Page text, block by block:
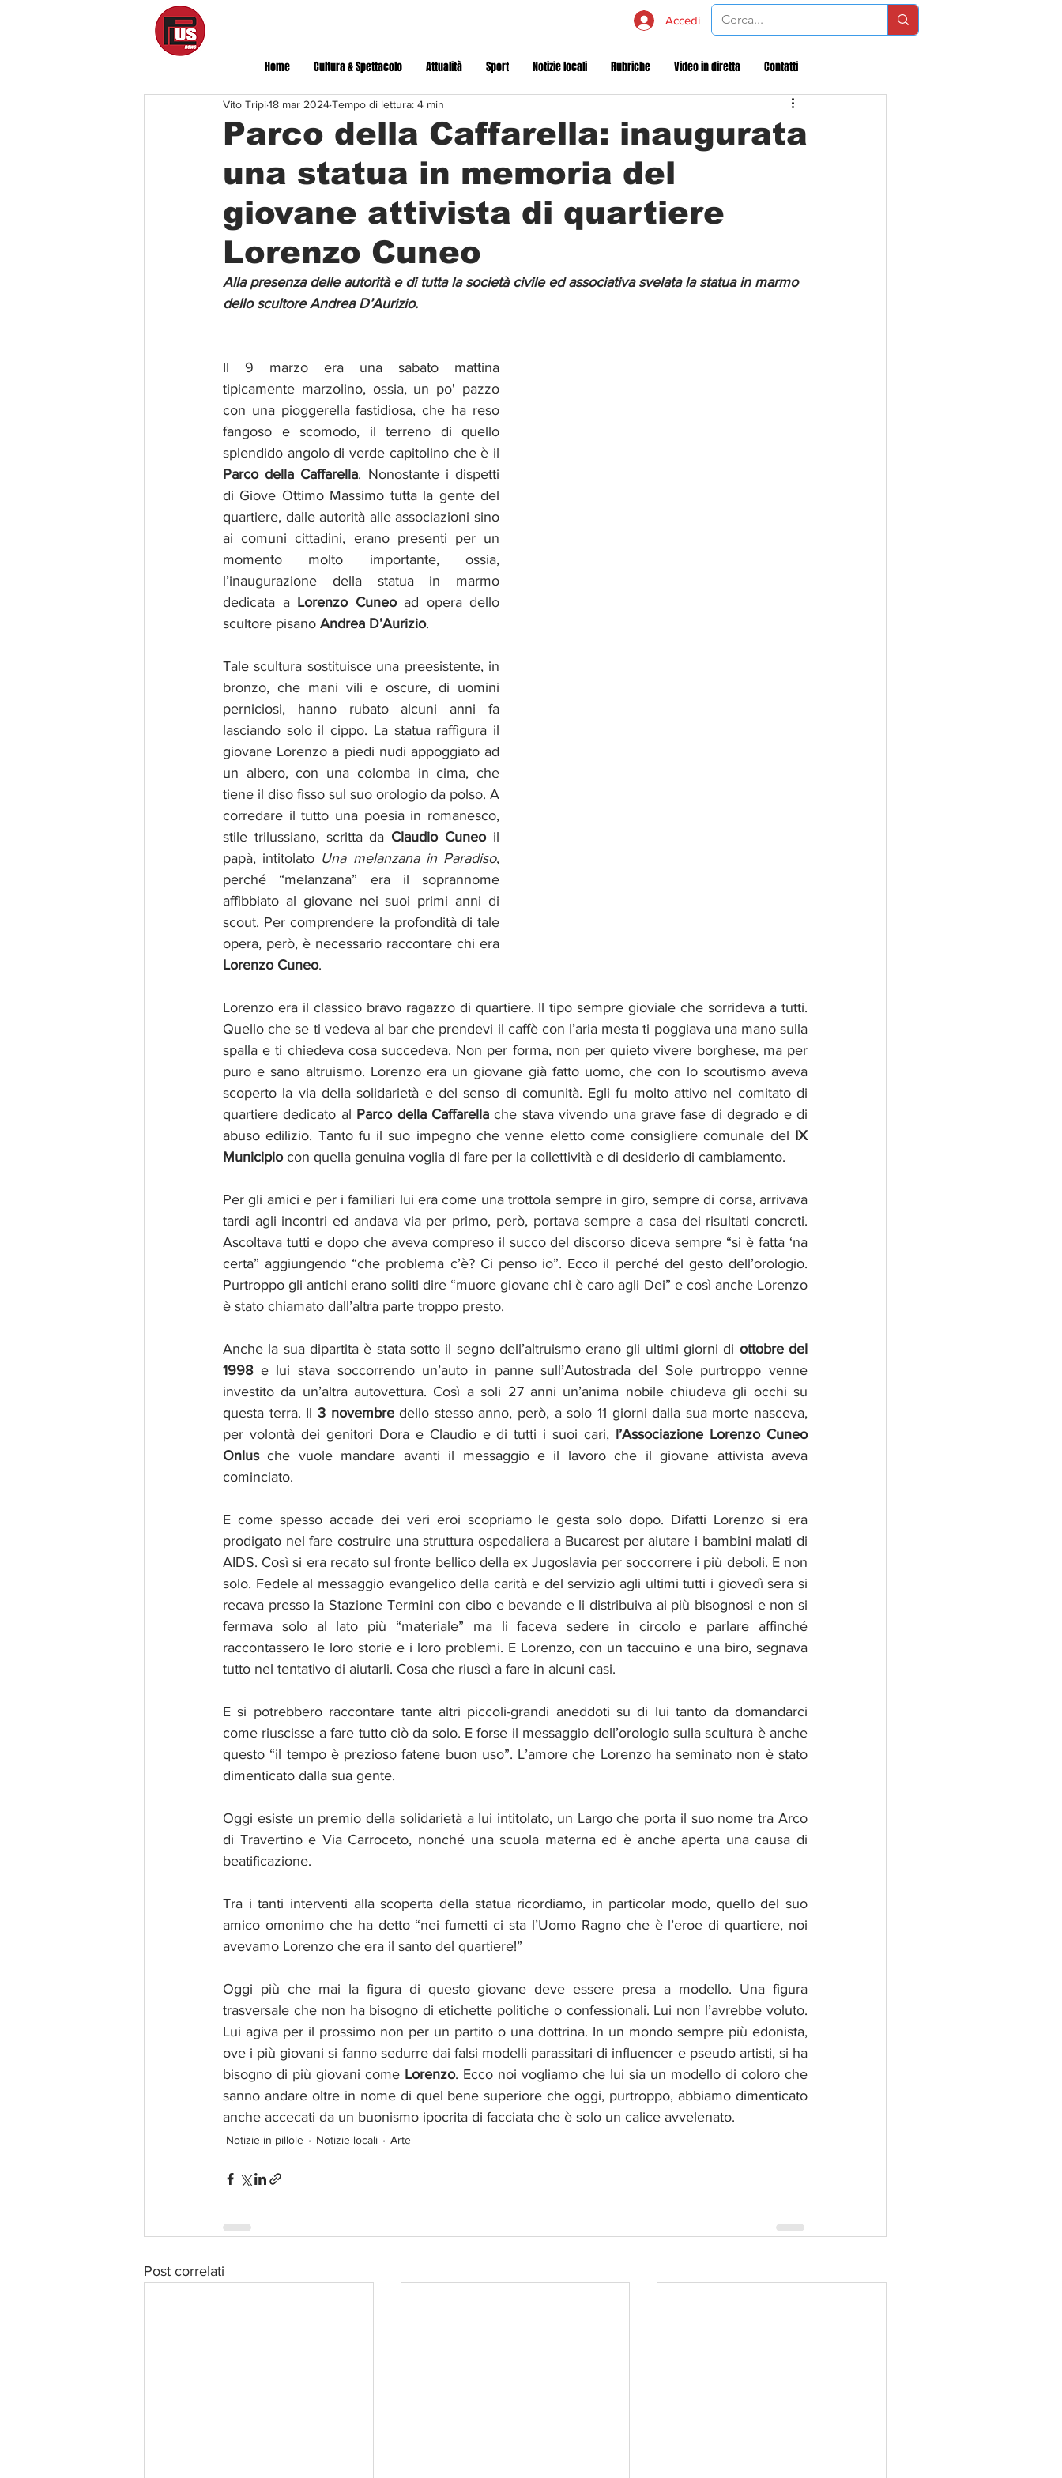
Accedi
Home Cultura & Spettacolo Attualità Sport Notizie locali Rubriche Video in diretta Contatti
Parco della Caffarella: inaugurata
una statua in memoria del
giovane attivista di quartiere
Lorenzo Cuneo
Vito Tripi18 mar 2024Tempo di lettura: 4 min
Alla presenza delle autorità e di tutta la società civile ed associativa svelata la statua in marmo
dello scultore Andrea D’Aurizio.
Il 9 marzo era una sabato mattina
tipicamente marzolino, ossia, un po' pazzo
con una pioggerella fastidiosa, che ha reso
fangoso e scomodo, il terreno di quello
Parco della Caffarella. Nonostante i dispetti
di Giove Ottimo Massimo tutta la gente del
quartiere, dalle autorità alle associazioni sino
ai comuni cittadini, erano presenti per un
momento molto importante, ossia,
l’inaugurazione della statua in marmo
dedicata a Lorenzo Cuneo ad opera dello
scultore pisano Andrea D’Aurizio.
Tale scultura sostituisce una preesistente, in
bronzo, che mani vili e oscure, di uomini
perniciosi, hanno rubato alcuni anni fa
lasciando solo il cippo. La statua raffigura il
giovane Lorenzo a piedi nudi appoggiato ad
un albero, con una colomba in cima, che
tiene il diso fisso sul suo orologio da polso. A
corredare il tutto una poesia in romanesco,
stile trilussiano, scritta da Claudio Cuneo il
papà, intitolato Una melanzana in Paradiso,
perché “melanzana” era il soprannome
affibbiato al giovane nei suoi primi anni di
scout. Per comprendere la profondità di tale
Lorenzo Cuneo.
Lorenzo era il classico bravo ragazzo di quartiere. Il tipo sempre gioviale che sorrideva a tutti.
Quello che se ti vedeva al bar che prendevi il caffè con l’aria mesta ti poggiava una mano sulla
spalla e ti chiedeva cosa succedeva. Non per forma, non per quieto vivere borghese, ma per
puro e sano altruismo. Lorenzo era un giovane già fatto uomo, che con lo scoutismo aveva
scoperto la via della solidarietà e del senso di comunità. Egli fu molto attivo nel comitato di
quartiere dedicato al Parco della Caffarella che stava vivendo una grave fase di degrado e di
abuso edilizio. Tanto fu il suo impegno che venne eletto come consigliere comunale del IX
Municipio con quella genuina voglia di fare per la collettività e di desiderio di cambiamento.
Per gli amici e per i familiari lui era come una trottola sempre in giro, sempre di corsa, arrivava
tardi agli incontri ed andava via per primo, però, portava sempre a casa dei risultati concreti.
Ascoltava tutti e dopo che aveva compreso il succo del discorso diceva sempre “si è fatta ‘na
certa” aggiungendo “che problema c’è? Ci penso io”. Ecco il perché del gesto dell’orologio.
Purtroppo gli antichi erano soliti dire “muore giovane chi è caro agli Dei” e così anche Lorenzo
è stato chiamato dall’altra parte troppo presto.
Anche la sua dipartita è stata sotto il segno dell’altruismo erano gli ultimi giorni di ottobre del
1998 e lui stava soccorrendo un’auto in panne sull’Autostrada del Sole purtroppo venne
investito da un’altra autovettura. Così a soli 27 anni un’anima nobile chiudeva gli occhi su
questa terra. Il 3 novembre dello stesso anno, però, a solo 11 giorni dalla sua morte nasceva,
per volontà dei genitori Dora e Claudio e di tutti i suoi cari, l’Associazione Lorenzo Cuneo
Onlus che vuole mandare avanti il messaggio e il lavoro che il giovane attivista aveva
cominciato.
E come spesso accade dei veri eroi scopriamo le gesta solo dopo. Difatti Lorenzo si era
prodigato nel fare costruire una struttura ospedaliera a Bucarest per aiutare i bambini malati di
AIDS. Così si era recato sul fronte bellico della ex Jugoslavia per soccorrere i più deboli. E non
solo. Fedele al messaggio evangelico della carità e del servizio agli ultimi tutti i giovedì sera si
recava presso la Stazione Termini con cibo e bevande e li distribuiva ai più bisognosi e non si
fermava solo al lato più “materiale” ma li faceva sedere in circolo e parlare affinché
raccontassero le loro storie e i loro problemi. E Lorenzo, con un taccuino e una biro, segnava
tutto nel tentativo di aiutarli. Cosa che riuscì a fare in alcuni casi.
E si potrebbero raccontare tante altri piccoli-grandi aneddoti su di lui tanto da domandarci
come riuscisse a fare tutto ciò da solo. E forse il messaggio dell’orologio sulla scultura è anche
questo “il tempo è prezioso fatene buon uso”. L’amore che Lorenzo ha seminato non è stato
dimenticato dalla sua gente.
Oggi esiste un premio della solidarietà a lui intitolato, un Largo che porta il suo nome tra Arco
di Travertino e Via Carroceto, nonché una scuola materna ed è anche aperta una causa di
beatificazione.
Tra i tanti interventi alla scoperta della statua ricordiamo, in particolar modo, quello del suo
amico omonimo che ha detto “nei fumetti ci sta l’Uomo Ragno che è l’eroe di quartiere, noi
avevamo Lorenzo che era il santo del quartiere!”
Oggi più che mai la figura di questo giovane deve essere presa a modello. Una figura
trasversale che non ha bisogno di etichette politiche o confessionali. Lui non l’avrebbe voluto.
Lui agiva per il prossimo non per un partito o una dottrina. In un mondo sempre più edonista,
ove i più giovani si fanno sedurre dai falsi modelli parassitari di influencer e pseudo artisti, si ha
bisogno di più giovani come Lorenzo. Ecco noi vogliamo che lui sia un modello di coloro che
sanno andare oltre in nome di quel bene superiore che oggi, purtroppo, abbiamo dimenticato
anche accecati da un buonismo ipocrita di facciata che è solo un calice avvelenato.
Notizie in pillole Notizie locali Arte
Post correlati